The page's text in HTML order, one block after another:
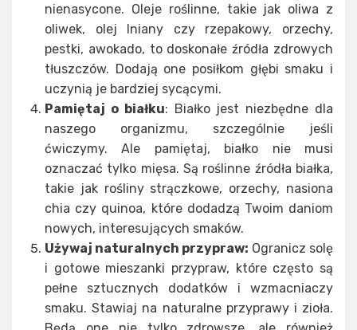
nienasycone. Oleje roślinne, takie jak oliwa z
oliwek, olej lniany czy rzepakowy, orzechy,
pestki, awokado, to doskonałe źródła zdrowych
tłuszczów. Dodają one posiłkom głębi smaku i
uczynią je bardziej sycącymi.
Pamiętaj o białku: Białko jest niezbędne dla
naszego organizmu, szczególnie jeśli
ćwiczymy. Ale pamiętaj, białko nie musi
oznaczać tylko mięsa. Są roślinne źródła białka,
takie jak rośliny strączkowe, orzechy, nasiona
chia czy quinoa, które dodadzą Twoim daniom
nowych, interesujących smaków.
Używaj naturalnych przypraw: Ogranicz solę
i gotowe mieszanki przypraw, które często są
pełne sztucznych dodatków i wzmacniaczy
smaku. Stawiaj na naturalne przyprawy i zioła.